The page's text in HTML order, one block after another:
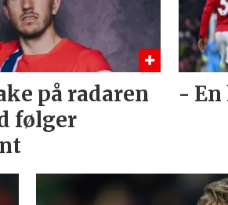
på radaren
følger
-